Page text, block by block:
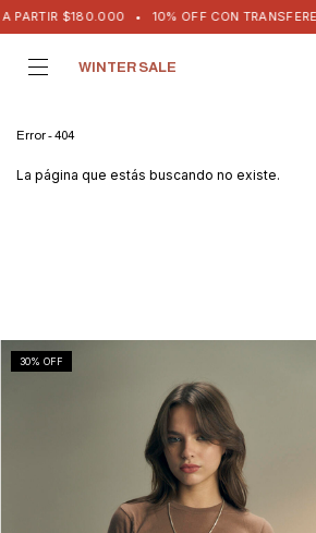
$180.000 • 10% OFF CON TRANSFERENCIA
WINTER SALE
Error - 404
La página que estás buscando no existe.
30% OFF